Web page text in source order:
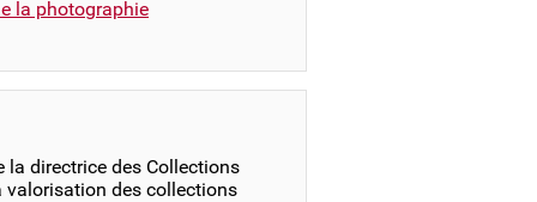
la photographie
la directrice des Collections
valorisation des collections